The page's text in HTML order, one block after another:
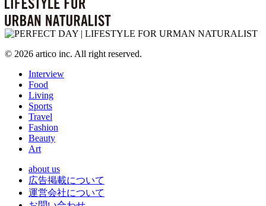
© 2026 artico inc. All right reserved.
Interview
Food
Living
Sports
Travel
Fashion
Beauty
Art
about us
広告掲載について
運営会社について